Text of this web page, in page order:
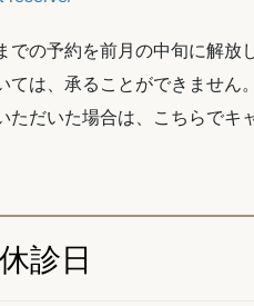
での予約を前月の中旬に解放
ては、承ることができません。
ただいた場合は、こちらでキ
診日